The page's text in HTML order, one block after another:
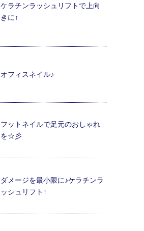
ケラチンラッシュリフトで上向
きに↑
オフィスネイル♪
フットネイルで足元のおしゃれ
を☆彡
ダメージを最小限に♪ケラチンラ
ッシュリフト↑